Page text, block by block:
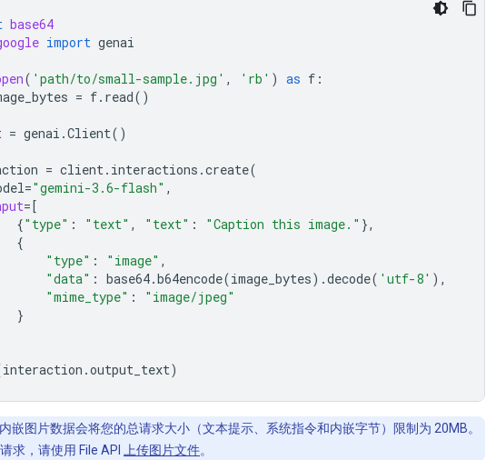
base64
import genai
( 'path/to/small-sample.jpg' , 'rb' ) as f :
= f. read()
= genai .Client()
= client. interactions .create(
="gemini-3.6-flash" ,
=[
{"type" : "text" , "text" : "Caption this image." },
{
"type" : "image" ,
"data" : base64.b64encode(image_bytes) .decode( 'utf-8' ),
"mime_type" :
"image/jpeg"
}
interaction .output_text)
内嵌图片数据会将您的总请求大小（文本提示、系统指令和内嵌字节）限制为 20MB。
求，请使用 File API
上传图片文件。